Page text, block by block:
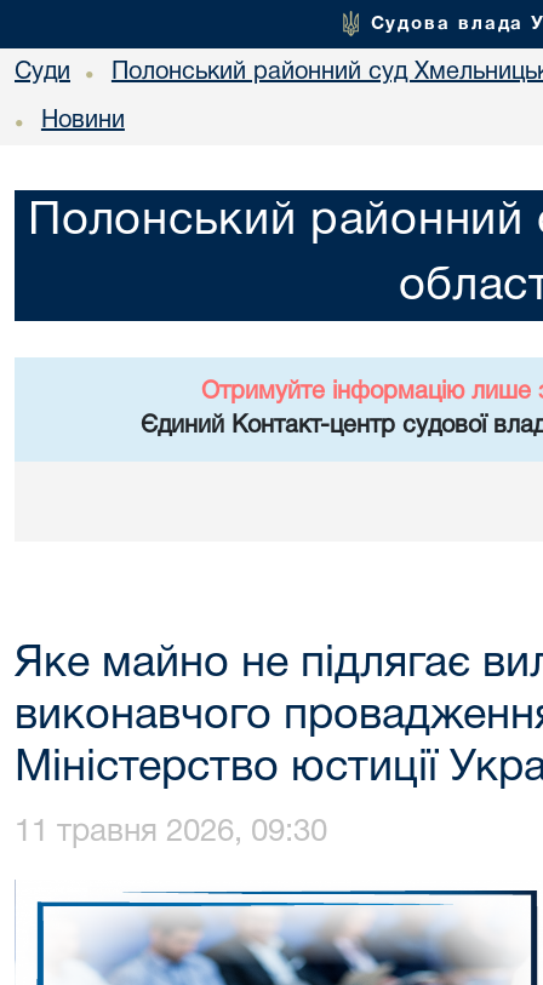
Судова влада
Суди • Полонський районний суд
• Новини
Полонський районний
Отримуйте інформацію лише
Єдиний Контакт-центр судової
Яке майно не підлягає
виконавчого
Міністерство юстиції
11 травня 2026, 09:30